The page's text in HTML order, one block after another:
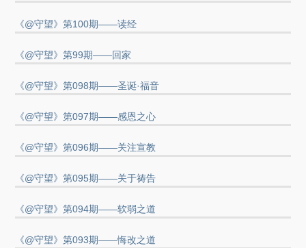
《@守望》第100期——读经
《@守望》第99期——回家
《@守望》第098期——圣诞·福音
《@守望》第097期——感恩之心
《@守望》第096期——关注宣教
《@守望》第095期——关于祷告
《@守望》第094期——软弱之道
《@守望》第093期——悔改之道